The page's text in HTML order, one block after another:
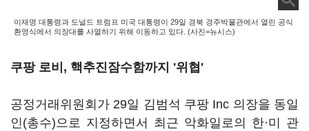
이재명 대통령과 도널드 트럼프 미국 대통령이 29일 경북 경주박물관에서 열린 공식
환영식에서 의장대를 사열하기 위해 이동하고 있다. (사진=뉴시스)
쿠팡 로비, 핵추진잠수함까지 '위협'
공정거래위원회가 29일 김범석 쿠팡 Inc 의장을 동일
인(총수)으로 지정하면서 최근 악화일로의 한·미 관